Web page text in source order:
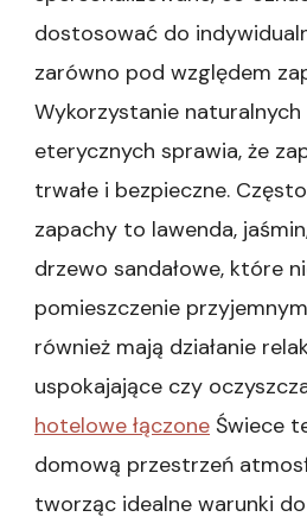
dostosować do
zarówno pod względem
Wykorzystanie naturalnych
eterycznych sprawia, że
trwałe i bezpieczne.
zapachy to lawenda,
drzewo sandałowe, które
pomieszczenie
również mają działanie
uspokajające czy
hotelowe łączone Świece
domową przestrzeń
tworząc idealne warunki